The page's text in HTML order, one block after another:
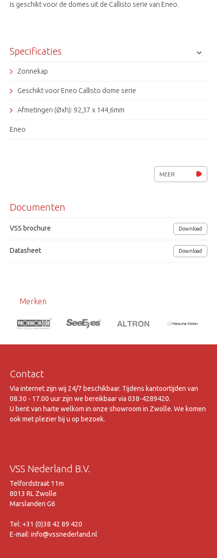
is geschikt voor de domes uit de Callisto serie van Eneo.
Specificaties
Zonnekap
Geschikt voor Eneo Callisto dome serie
Afmetingen (Øxh): 92,37 x 144,6mm
Eneo
MEER
Documenten
VSS brochure Download
Datasheet Download
Merken
Contact
Via internet zijn wij 24/7 beschikbaar. Tijdens kantoortijden van
08.30 - 17.00 uur zijn we bereikbaar via 038-4289420.
U bent van harte welkom in onze showroom in Zwolle. We komen
ook met plezier bij u op bezoek.
VSS Nederland B.V.
Telfordstraat 11m
8013 RL Zwolle
Marslanden G6
Tel: +31 (0)38 42 89 420
E-mail: info@vssnederland.nl